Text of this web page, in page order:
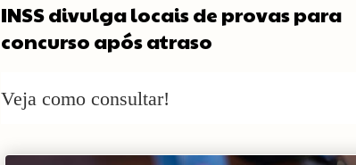
INSS divulga locais de provas para
concurso após atraso
Veja como consultar!